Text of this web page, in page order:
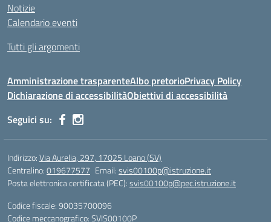
Notizie
Calendario eventi
Tutti gli argomenti
Amministrazione trasparenteAlbo pretorioPrivacy Policy
Dichiarazione di accessibilitàObiettivi di accessibilità
Seguici su:
Indirizzo:Via Aurelia, 297, 17025 Loano (SV)
Centralino:019677577 Email:svis00100p@istruzione.it
Posta elettronica certificata (PEC):svis00100p@pec.istruzione.it
Codice fiscale: 90035700096
Codice meccanografico:SVIS00100P